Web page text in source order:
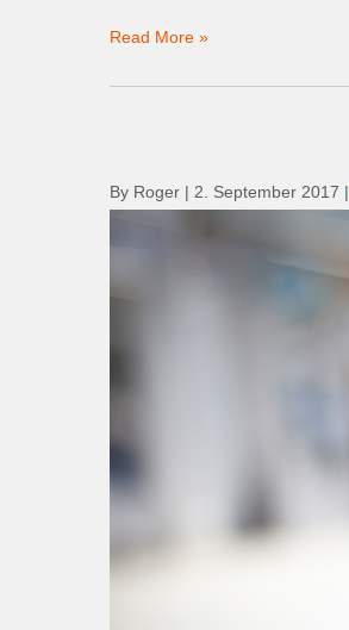
Read More »
By Roger | 2. September 2017 |